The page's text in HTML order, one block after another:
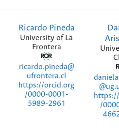
Ricardo Pineda
University of La
Frontera
ricardo.pineda@
ufrontera.cl
https://orcid.org
/0000-0001-
5989-2961
/